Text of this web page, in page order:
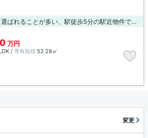
こだわりの条件として選ばれることが多い、駅徒歩5分の駅近物件です。エレベーター付きの物件なので、重い荷物を運ぶ時に便利です。住み心地がしっかりと考えられた中古マンションです。不動産の購入をご検討されているなら、京都市山科区ではいかがでしょうか。新生活を快適にスタートできるよう、当社スタッフがしっかりとサポートいたします。
万円
/ 専有面積 52.28㎡
変更